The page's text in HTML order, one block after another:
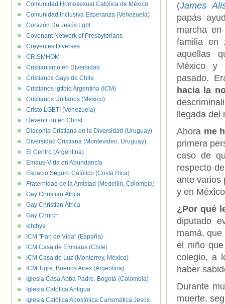
(James
papás
marcha
familia en
aquellas
México y
pasado.
hacia la
llegada
Ahora me
primera
caso de
respecto
ante varios
y en
¿Por qué
diputado
mamá,
el niño
colegio, a
haber
Durante
muerte,
Comunidad Homosexual Católica de México
Comunidad Inclusiva Esperanza (Venezuela)
Corazón De Jesús Lgbt
Covenant Network of Presbyterians
Creyentes Diverses
CRISMHOM
Cristianismo en Diversidad
Cristianos Gays de Chile
Cristianos lgttbiq Argentina (ICM)
Cristianos Unitarios (Mexico)
Cristo LGBTI (Venezuela)
Devenir un en Christ
Diaconía Cristiana en la Diversidad (Uruguay)
Diversidad Cristiana (Montevideo, Uruguay)
El Centro (Argentina)
Emaus-Vida en Abundancia
Espacio Seguro Católico (Costa Rica)
Fraternidad de la Amistad (Medellin, Colombia)
Gay Christian África
Gay Christian África
Gay Church
Ichthys
ICM "Pan de Vida" (España)
ICM Casa de Emmaus (Chile)
ICM Casa de Luz (Monterrey, México)
ICM Tigre, Buenos Aires (Argentina)
Iglesia Casa Abba Padre. Bogotá (Colombia)
Iglesia Católica Antigua
Iglesia Católica Apostólica Carismática Jesús